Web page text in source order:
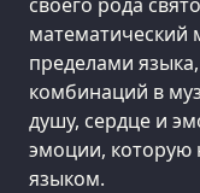
математический
пределами
комбинаций в
душу, сердце и
эмоции, которую
языком.